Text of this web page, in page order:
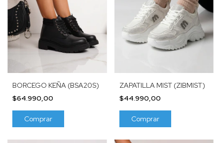
BORCEGO KEÑA (BSA20S)
$64.990,00
Comprar
ZAPATILLA MIST (ZIBMIST)
$44.990,00
Comprar